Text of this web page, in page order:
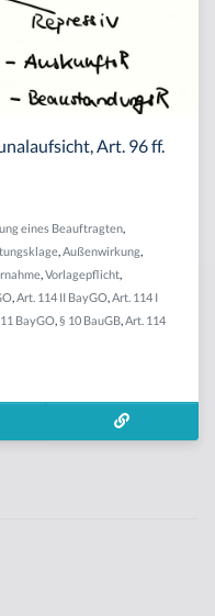
Art. 96 ff.
eines Beauftragten
Außenwirkung
Vorlagepflicht
Art. 114 II BayGO Art. 114 I
BayGO § 10 BauGB Art. 114